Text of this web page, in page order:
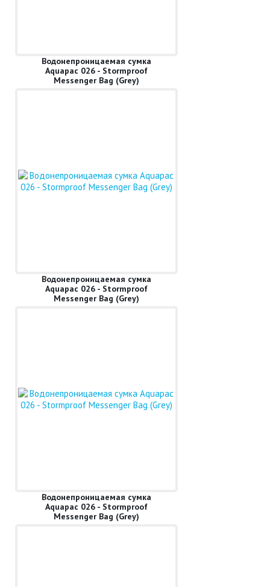
Водонепроницаемая сумка
Aquapac 026 - Stormproof
Messenger Bag (Grey)
Водонепроницаемая сумка
Aquapac 026 - Stormproof
Messenger Bag (Grey)
Водонепроницаемая сумка
Aquapac 026 - Stormproof
Messenger Bag (Grey)